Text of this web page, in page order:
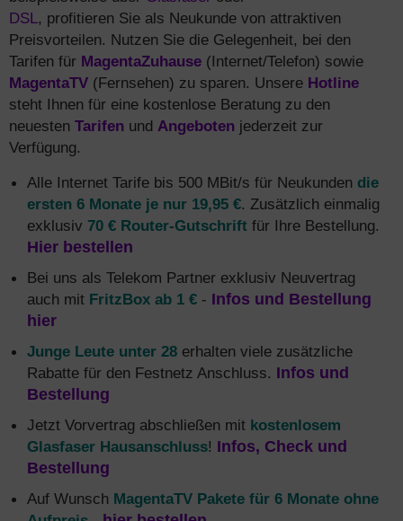
DSL, profitieren Sie als Neukunde von attraktiven
Preisvorteilen. Nutzen Sie die Gelegenheit, bei den
Tarifen für MagentaZuhause (Internet/Telefon) sowie
MagentaTV (Fernsehen) zu sparen. Unsere Hotline
steht Ihnen für eine kostenlose Beratung zu den
neuesten Tarifen und Angeboten jederzeit zur
Verfügung.
Alle Internet Tarife bis 500 MBit/s für Neukunden die
ersten 6 Monate je nur 19,95 €. Zusätzlich einmalig
exklusiv 70 € Router-Gutschrift für Ihre Bestellung.
Hier bestellen
Bei uns als Telekom Partner exklusiv Neuvertrag
auch mit FritzBox ab 1 € - Infos und Bestellung
hier
Junge Leute unter 28 erhalten viele zusätzliche
Rabatte für den Festnetz Anschluss. Infos und
Bestellung
Jetzt Vorvertrag abschließen mit kostenlosem
Glasfaser Hausanschluss! Infos, Check und
Bestellung
Auf Wunsch MagentaTV Pakete für 6 Monate ohne